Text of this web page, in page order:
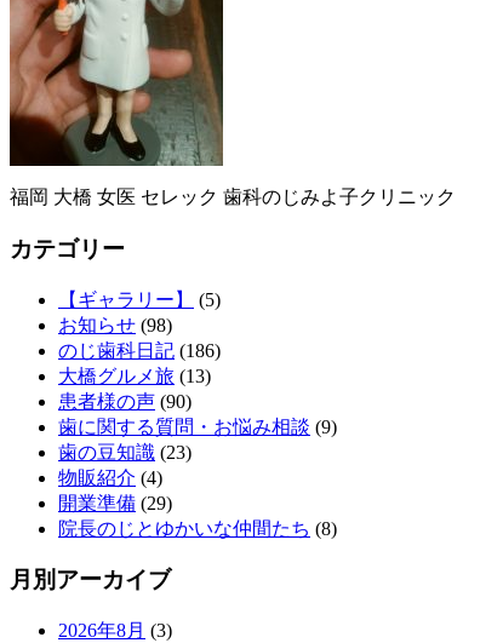
福岡 大橋 女医 セレック 歯科のじみよ子クリニック
カテゴリー
【ギャラリー】
(5)
お知らせ (98)
のじ歯科日記 (186)
大橋グルメ旅 (13)
患者様の声 (90)
歯に関する質問・お悩み相談 (9)
歯の豆知識 (23)
物販紹介 (4)
開業準備 (29)
院長のじとゆかいな仲間たち (8)
月別アーカイブ
2026年8月 (3)